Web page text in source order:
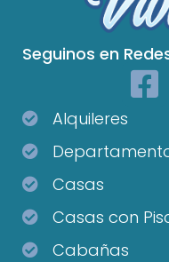
Seguinos en
Alquileres
Casas
Casas con
Cabañas